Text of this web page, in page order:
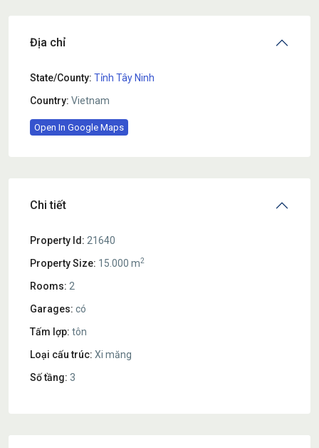
Địa chỉ
State/County: Tỉnh Tây Ninh
Country: Vietnam
Open In Google Maps
Chi tiết
Property Id: 21640
Property Size: 15.000 m2
Rooms: 2
Garages: có
Tấm lợp: tôn
Loại cấu trúc: Xi măng
Số tầng: 3